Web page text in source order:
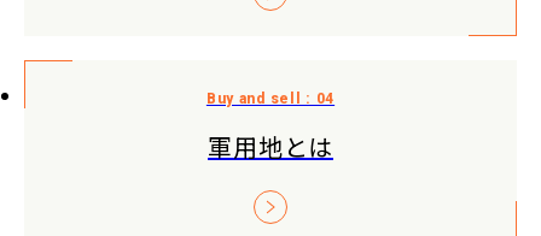
軍用地とは